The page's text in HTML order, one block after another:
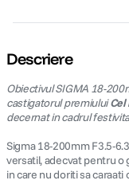
Descriere
Obiectivul SIGMA 18-
castigatorul premiului
decernat in cadrul
Sigma 18-200mm F3.5-
versatil, adecvat pentru o
in care nu doriti sa